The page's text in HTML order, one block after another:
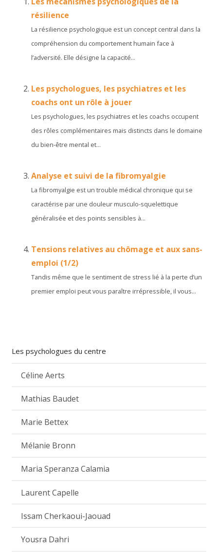
résilience
La résilience psychologique est un concept central dans la
compréhension du comportement humain face à
l’adversité. Elle désigne la capacité...
Les psychologues, les psychiatres et les
coachs ont un rôle à jouer
Les psychologues, les psychiatres et les coachs occupent
des rôles complémentaires mais distincts dans le domaine
du bien-être mental et...
Analyse et suivi de la fibromyalgie
La fibromyalgie est un trouble médical chronique qui se
caractérise par une douleur musculo-squelettique
généralisée et des points sensibles à...
Tensions relatives au chômage et aux sans-
emploi (1/2)
Tandis même que le sentiment de stress lié à la perte d’un
premier emploi peut vous paraître irrépressible, il vous...
Les psychologues du centre
Céline Aerts
Mathias Baudet
Marie Bettex
Mélanie Bronn
Maria Speranza Calamia
Laurent Capelle
Issam Cherkaoui-Jaouad
Yousra Dahri